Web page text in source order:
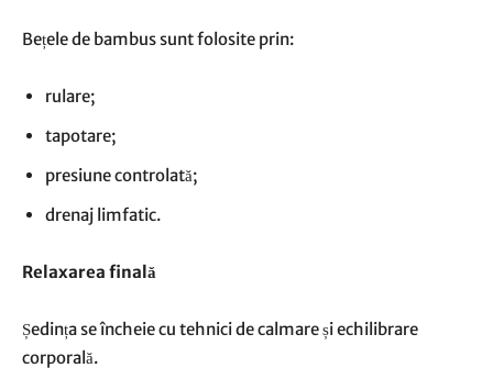
Bețele de bambus sunt folosite prin:
rulare;
tapotare;
presiune controlată;
drenaj limfatic.
Relaxarea finală
Ședința se încheie cu tehnici de calmare și echilibrare
corporală.